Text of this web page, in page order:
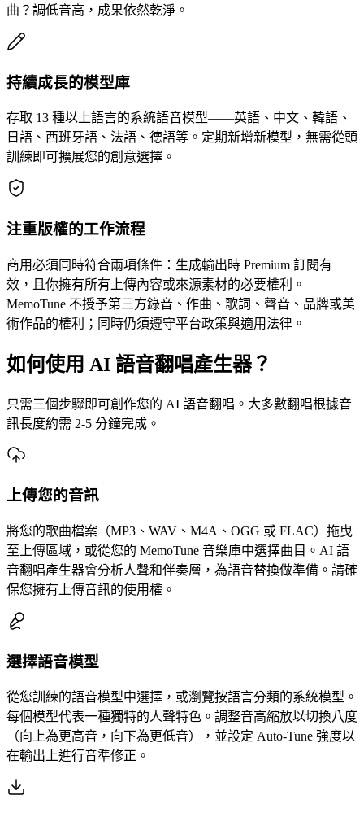
曲？調低音高，成果依然乾淨。
持續成長的模型庫
存取 13 種以上語言的系統語音模型——英語、中文、韓語、
日語、西班牙語、法語、德語等。定期新增新模型，無需從頭
訓練即可擴展您的創意選擇。
注重版權的工作流程
商用必須同時符合兩項條件：生成輸出時 Premium 訂閱有
效，且你擁有所有上傳內容或來源素材的必要權利。
MemoTune 不授予第三方錄音、作曲、歌詞、聲音、品牌或美
術作品的權利；同時仍須遵守平台政策與適用法律。
如何使用 AI 語音翻唱產生器？
只需三個步驟即可創作您的 AI 語音翻唱。大多數翻唱根據音
訊長度約需 2-5 分鐘完成。
上傳您的音訊
將您的歌曲檔案（MP3、WAV、M4A、OGG 或 FLAC）拖曳
至上傳區域，或從您的 MemoTune 音樂庫中選擇曲目。AI 語
音翻唱產生器會分析人聲和伴奏層，為語音替換做準備。請確
保您擁有上傳音訊的使用權。
選擇語音模型
從您訓練的語音模型中選擇，或瀏覽按語言分類的系統模型。
每個模型代表一種獨特的人聲特色。調整音高縮放以切換八度
（向上為更高音，向下為更低音），並設定 Auto-Tune 強度以
在輸出上進行音準修正。